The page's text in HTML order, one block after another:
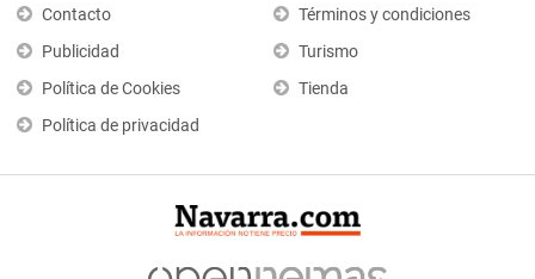
Contacto
Publicidad
Política de Cookies
Política de privacidad
Términos y condiciones
Turismo
Tienda